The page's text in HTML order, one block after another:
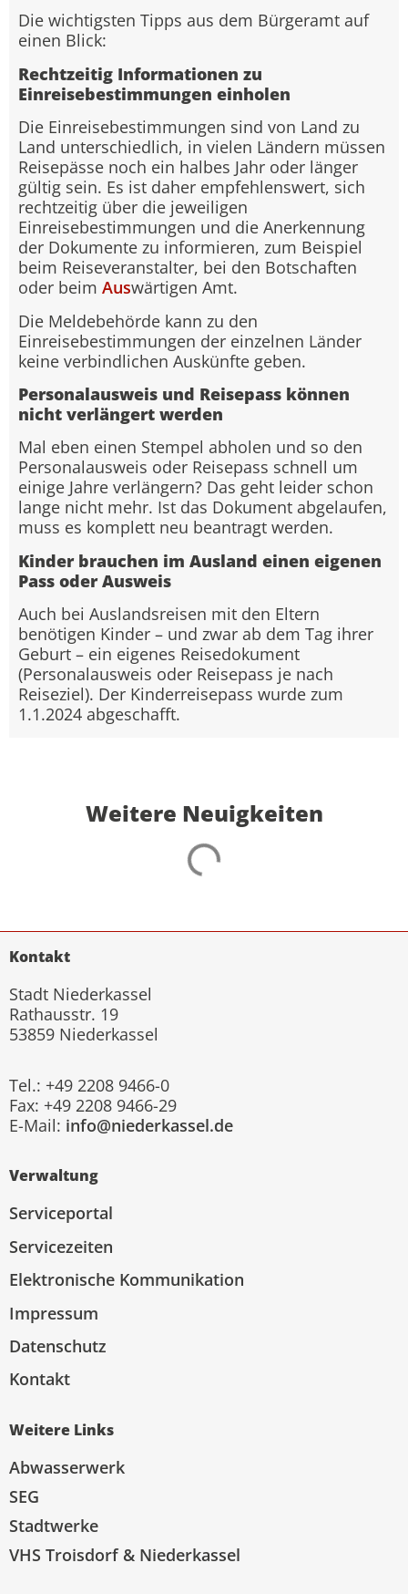
Die wichtigsten Tipps aus dem Bürgeramt auf
einen Blick:
Rechtzeitig Informationen zu
Einreisebestimmungen einholen
Die Einreisebestimmungen sind von Land zu
Land unterschiedlich, in vielen Ländern müssen
Reisepässe noch ein halbes Jahr oder länger
gültig sein. Es ist daher empfehlenswert, sich
rechtzeitig über die jeweiligen
Einreisebestimmungen und die Anerkennung
der Dokumente zu informieren, zum Beispiel
beim Reiseveranstalter, bei den Botschaften
oder beim Auswärtigen Amt.
Die Meldebehörde kann zu den
Einreisebestimmungen der einzelnen Länder
keine verbindlichen Auskünfte geben.
Personalausweis und Reisepass können
nicht verlängert werden
Mal eben einen Stempel abholen und so den
Personalausweis oder Reisepass schnell um
einige Jahre verlängern? Das geht leider schon
lange nicht mehr. Ist das Dokument abgelaufen,
muss es komplett neu beantragt werden.
Kinder brauchen im Ausland einen eigenen
Pass oder Ausweis
Auch bei Auslandsreisen mit den Eltern
benötigen Kinder – und zwar ab dem Tag ihrer
Geburt – ein eigenes Reisedokument
(Personalausweis oder Reisepass je nach
Reiseziel). Der Kinderreisepass wurde zum
1.1.2024 abgeschafft.
Weitere Neuigkeiten
Kontakt
Stadt Niederkassel
Rathausstr. 19
53859 Niederkassel
Tel.: +49 2208 9466-0
Fax: +49 2208 9466-29
E-Mail: info@niederkassel.de
Verwaltung
Serviceportal
Servicezeiten
Elektronische Kommunikation
Impressum
Datenschutz
Kontakt
Weitere Links
Abwasserwerk
SEG
Stadtwerke
VHS Troisdorf & Niederkassel